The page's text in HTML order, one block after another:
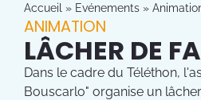
Accueil » Evénements »
ANIMATION
LÂCHER DE
Dans le cadre du Téléthon,
Bouscarlo" organise un